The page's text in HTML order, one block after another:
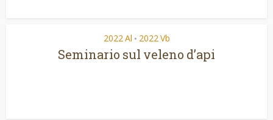
2022 Al • 2022 Vb
Seminario sul veleno d’api